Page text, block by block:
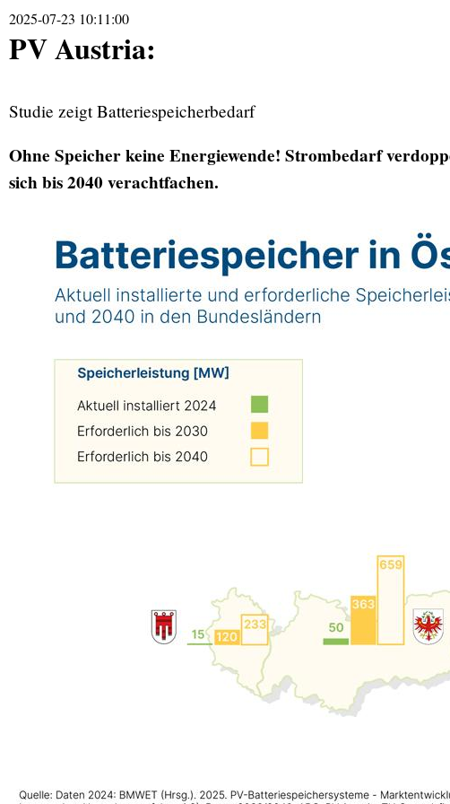
2025-07-23 10:11:00
PV Austria:
Studie zeigt Batteriespeicherbedarf
Ohne Speicher keine Energiewende! Strombedarf
sich bis 2040 verachtfachen.